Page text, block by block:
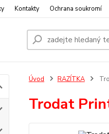
Kontakty Ochrana soukromí
Úvod RAZÍTKA
Trodat